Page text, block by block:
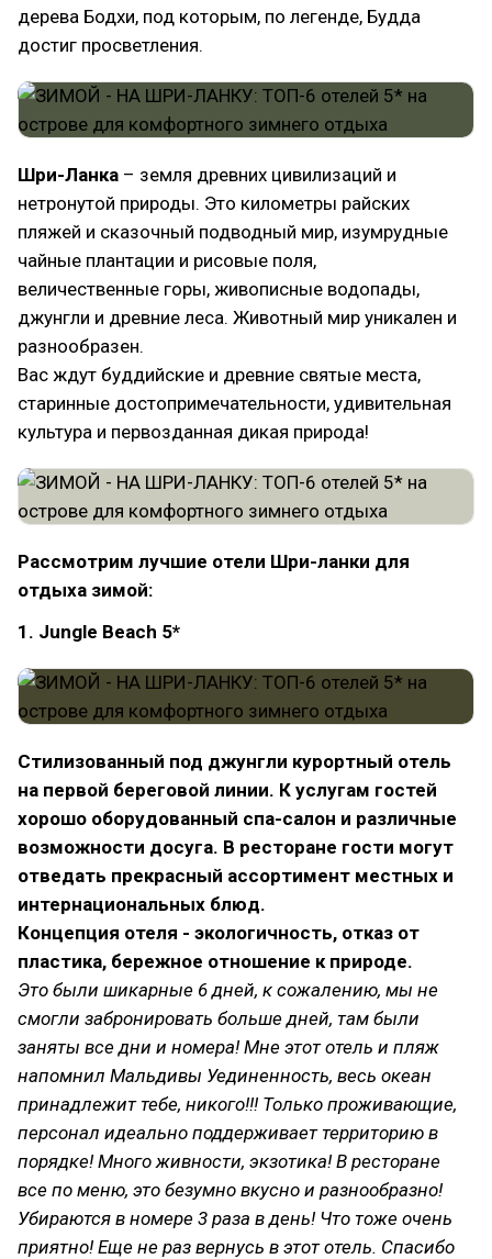
дерева Бодхи, под которым, по легенде, Будда
достиг просветления.
Шри-Ланка – земля древних цивилизаций и
нетронутой природы. Это километры райских
пляжей и сказочный подводный мир, изумрудные
чайные плантации и рисовые поля,
величественные горы, живописные водопады,
джунгли и древние леса. Животный мир уникален и
разнообразен.
Вас ждут буддийские и древние святые места,
старинные достопримечательности, удивительная
культура и первозданная дикая природа!
Рассмотрим лучшие отели Шри-ланки для
отдыха зимой:
1. Jungle Beach 5*
Стилизованный под джунгли курортный отель
на первой береговой линии. К услугам гостей
хорошо оборудованный спа-салон и различные
возможности досуга. В ресторане гости могут
отведать прекрасный ассортимент местных и
интернациональных блюд.
Концепция отеля - экологичность, отказ от
пластика, бережное отношение к природе.
Это были шикарные 6 дней, к сожалению, мы не
смогли забронировать больше дней, там были
заняты все дни и номера! Мне этот отель и пляж
напомнил Мальдивы Уединенность, весь океан
принадлежит тебе, никого!!! Только проживающие,
персонал идеально поддерживает территорию в
порядке! Много живности, экзотика! В ресторане
все по меню, это безумно вкусно и разнообразно!
Убираются в номере 3 раза в день! Что тоже очень
приятно! Еще не раз вернусь в этот отель. Спасибо